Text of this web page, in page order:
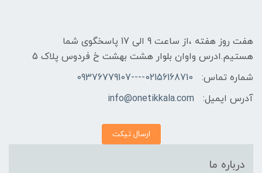
هفت روز هفته ،از ساعت 9 الی 17 پاسخگوی شما
هستیم.ادرس واوان بلوار هشت بهشت خ فردوس پلاک 5
شماره تماس:
02156168710----09376779107
آدرس ایمیل:
info@onetikkala.com
ارسال تیکت
درباره ما